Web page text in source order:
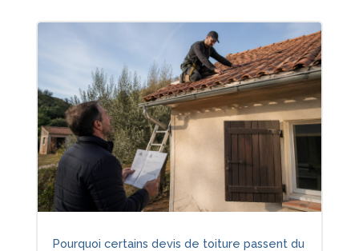
Pourquoi certains devis de toiture passent du